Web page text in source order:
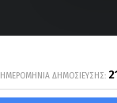
ΗΜΕΡΟΜΗΝΙΑ ΔΗΜΟΣΙΕΥΣΗΣ: